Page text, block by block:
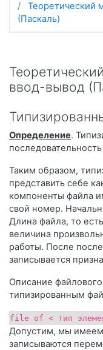
Теоретический
(Паскаль)
ввод-вывод
Определение.
Таким образом,
представить себе
компоненты файла
свой номер.
Длина файла, то
величина
работы. После
записывается
Описание
типизированным
file of < тип
Допустим, мы
записываются